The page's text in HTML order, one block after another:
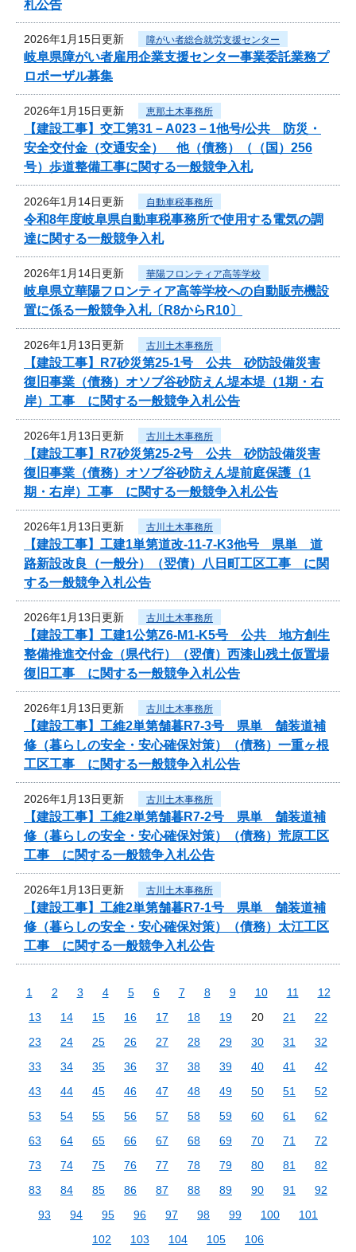
札公告
2026年1月15日更新 障がい者総合就労支援センター
岐阜県障がい者雇用企業支援センター事業委託業務プ
ロポーザル募集
2026年1月15日更新 恵那土木事務所
【建設工事】交工第31－A023－1他号/公共 防災・
安全交付金（交通安全） 他（債務）（（国）256
号）歩道整備工事に関する一般競争入札
2026年1月14日更新 自動車税事務所
令和8年度岐阜県自動車税事務所で使用する電気の調
達に関する一般競争入札
2026年1月14日更新 華陽フロンティア高等学校
岐阜県立華陽フロンティア高等学校への自動販売機設
置に係る一般競争入札〔R8からR10〕
2026年1月13日更新 古川土木事務所
【建設工事】R7砂災第25-1号 公共 砂防設備災害
復旧事業（債務）オソブ谷砂防えん堤本堤（1期・右
岸）工事 に関する一般競争入札公告
2026年1月13日更新 古川土木事務所
【建設工事】R7砂災第25-2号 公共 砂防設備災害
復旧事業（債務）オソブ谷砂防えん堤前庭保護（1
期・右岸）工事 に関する一般競争入札公告
2026年1月13日更新 古川土木事務所
【建設工事】工建1単第道改-11-7-K3他号 県単 道
路新設改良（一般分）（翌債）八日町工区工事 に関
する一般競争入札公告
2026年1月13日更新 古川土木事務所
【建設工事】工建1公第Z6-M1-K5号 公共 地方創生
整備推進交付金（県代行）（翌債）西漆山残土仮置場
復旧工事 に関する一般競争入札公告
2026年1月13日更新 古川土木事務所
【建設工事】工維2単第舗暮R7-3号 県単 舗装道補
修（暮らしの安全・安心確保対策）（債務）一重ヶ根
工区工事 に関する一般競争入札公告
2026年1月13日更新 古川土木事務所
【建設工事】工維2単第舗暮R7-2号 県単 舗装道補
修（暮らしの安全・安心確保対策）（債務）荒原工区
工事 に関する一般競争入札公告
2026年1月13日更新 古川土木事務所
【建設工事】工維2単第舗暮R7-1号 県単 舗装道補
修（暮らしの安全・安心確保対策）（債務）太江工区
工事 に関する一般競争入札公告
1 2 3 4 5 6 7 8 9 10 11
12
13
14 15 16 17 18 19 20 21
22
23
24 25 26 27 28 29 30 31
32
33
34 35 36 37 38 39 40 41
42
43
44 45 46 47 48 49 50 51
52
53
54 55 56 57 58 59 60 61
62
63
64 65 66 67 68 69 70 71
72
73
74 75 76 77 78 79 80 81
82
83
84 85 86 87 88 89 90 91
92
93
94 95 96 97 98 99 100
101
102
103 104 105 106